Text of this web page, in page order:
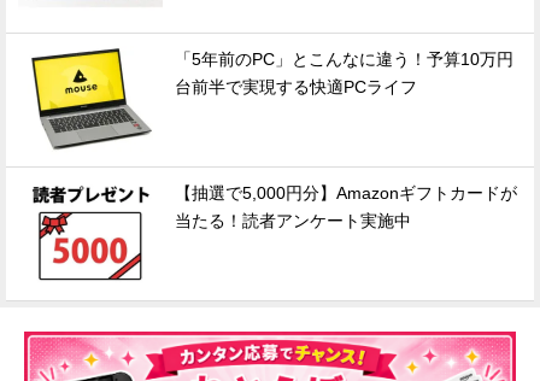
「5年前のPC」とこんなに違う！予算10万円
台前半で実現する快適PCライフ
【抽選で5,000円分】Amazonギフトカードが
当たる！読者アンケート実施中